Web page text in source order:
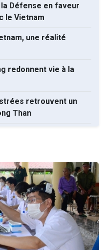
Défense en faveur
le Vietnam
une réalité
redonnent vie à la
retrouvent un
Than
Australie